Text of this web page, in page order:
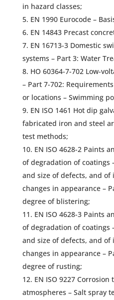
in hazard classes;
EN 1990 Eurocode –
EN 14843 Precast
EN 16713-3 Domestic
systems – Part 3: Water
HO 60364-7-702 Low-
– Part 7-702:
or locations – Swimming
EN ISO 1461 Hot dip
fabricated iron and steel
test methods;
EN ISO 4628-2 Paints
of degradation of coatings
and size of defects, and
changes in appearance –
degree of blistering;
EN ISO 4628-3 Paints
of degradation of coatings
and size of defects, and
changes in appearance –
degree of rusting;
EN ISO 9227
atmospheres – Salt spray